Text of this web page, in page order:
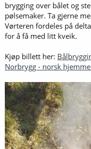
brygging over bålet og
pølsemaker. Ta gjerne
Vørteren fordeles på
for å få med litt kveik.
Kjøp billett her:
Norbrygg - norsk